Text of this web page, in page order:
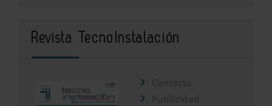
Revista TecnoInstalación
Contacto
Publicidad